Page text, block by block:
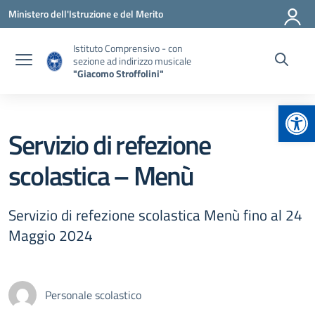
Vai ai contenuti
Vai al menu di navigazione
Vai al footer
Ministero dell'Istruzione e del Merito
Istituto Comprensivo - con
sezione ad indirizzo musicale
"Giacomo Stroffolini"
Servizio di refezione
scolastica – Menù
Servizio di refezione scolastica Menù fino al 24
Maggio 2024
Personale scolastico